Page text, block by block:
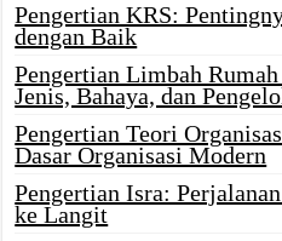
Pengertian KRS:
dengan Baik
Pengertian Limbah
Jenis, Bahaya, dan
Pengertian Teori
Dasar Organisasi Modern
Pengertian Isra:
ke Langit